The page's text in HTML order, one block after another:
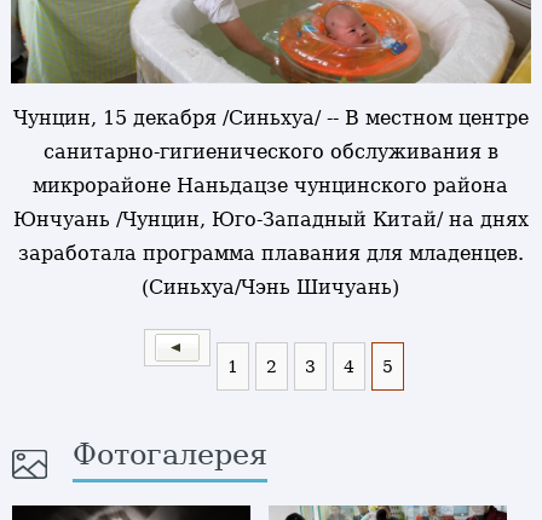
Чунцин, 15 декабря /Синьхуа/ -- В местном центре
санитарно-гигиенического обслуживания в
микрорайоне Наньдацзе чунцинского района
Юнчуань /Чунцин, Юго-Западный Китай/ на днях
заработала программа плавания для младенцев.
(Синьхуа/Чэнь Шичуань)
1 2 3 4 5
Фотогалерея